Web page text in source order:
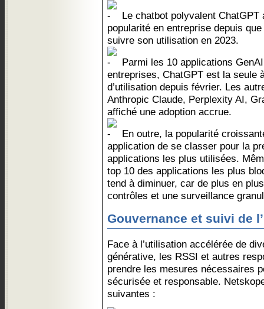
Le chatbot polyvalent
popularité en entreprise depuis
suivre son utilisation en 2023.
Parmi les 10 applications
entreprises, ChatGPT est la seule
d’utilisation depuis février. Les
Anthropic Claude, Perplexity AI,
affiché une adoption accrue.
En outre, la popularité
application de se classer pour la
applications les plus utilisées.
top 10 des applications les plus
tend à diminuer, car de plus en
contrôles et une surveillance
Gouvernance et suivi de
Face à l’utilisation accélérée de
générative, les RSSI et autres
prendre les mesures nécessaires
sécurisée et responsable.
suivantes :